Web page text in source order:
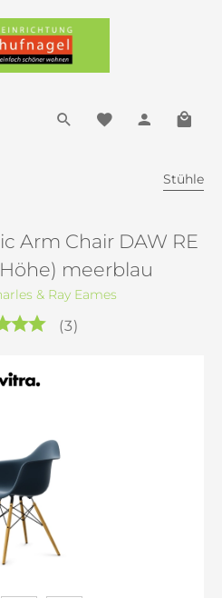
Stühle
Arm Chair DAW RE
meerblau
& Ray Eames
(3)